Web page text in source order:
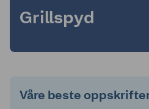
Grillspyd
Våre beste